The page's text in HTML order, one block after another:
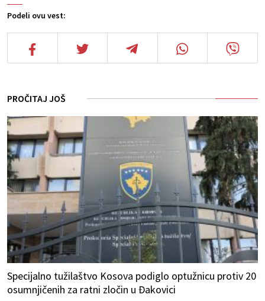
Podeli ovu vest:
PROČITAJ JOŠ
Specijalno tužilaštvo Kosova podiglo optužnicu protiv 20
osumnjičenih za ratni zločin u Đakovici